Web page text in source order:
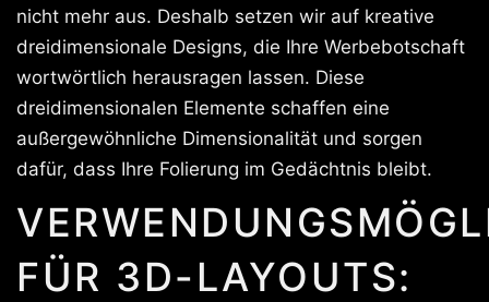
nicht mehr aus. Deshalb setzen wir auf kreative
dreidimensionale Designs, die Ihre Werbebotschaft
wortwörtlich herausragen lassen. Diese
dreidimensionalen Elemente schaffen eine
außergewöhnliche Dimensionalität und sorgen
dafür, dass Ihre Folierung im Gedächtnis bleibt.
FÜR 3D-LAYOUTS: